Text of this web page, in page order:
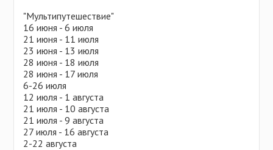
"Мультипутешествие"
16 июня - 6 июля
21 июня - 11 июля
23 июня - 13 июля
28 июня - 18 июля
28 июня - 17 июля
6-26 июля
12 июля - 1 августа
21 июля - 10 августа
21 июля - 9 августа
27 июля - 16 августа
2-22 августа